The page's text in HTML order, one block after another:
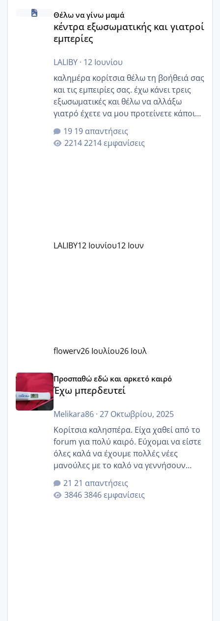
κέντρα εξωσωματικής και γιατροί εμπερίες
Θέλω να γίνω μαμά
κέντρα εξωσωματικής και γιατροί
εμπερίες
LALIBY· 12 Ιουνίου
καλημέρα κορίτσια θέλω τη βοήθειά σας
και τις εμπειρίες σας. έχω κάνει τρεις
εξωσωματικές και θέλω να αλλάξω
γιατρό έχετε να μου προτείνετε κάποιον
που μείνατε ευχαριστημένες και είχατε
επιιτυχία? έκανα στο υγεία με τον
ζερβομανωλάκη (δεν το εψαξε καθόλου
19 απαντήσεις
2214 εμφανίσεις
LALIBY12 Ιουνίου12 Ιουν
flowerv26 Ιουλίου26 Ιουλ
Έχω μπερδευτεί
Προσπαθώ εδώ και αρκετό καιρό
Έχω μπερδευτεί
Melikara86· 27 Οκτωβρίου, 2025
Κορίτσια καλησπέρα. Είχα χαθεί από το
forum για πολύ καιρό. Εύχομαι να είστε
όλες καλά να έχουμε πολλές νέες
μανούλες με το καλό να γεννήσουν
αυτές που ήδη περιμένουν. Να πάρουν
γερα μωράκια στην αγκαλίτσα τους
🙏🏼🙏🏼 Ας πάμε λοιπόν στο θέμα μου.
21 απαντήσεις
3846 εμφανίσεις